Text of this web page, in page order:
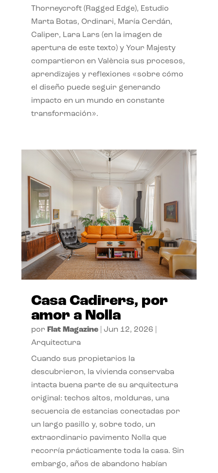
Thorneycroft (Ragged Edge), Estudio
Marta Botas, Ordinari, María Cerdán,
Caliper, Lara Lars (en la imagen de
apertura de este texto) y Your Majesty
compartieron en València sus procesos,
aprendizajes y reflexiones «sobre cómo
el diseño puede seguir generando
impacto en un mundo en constante
transformación».
Casa Cadirers, por
amor a Nolla
por Flat Magazine| Jun 12, 2026
Arquitectura
Cuando sus propietarios la
descubrieron, la vivienda conservaba
intacta buena parte de su arquitectura
original: techos altos, molduras, una
secuencia de estancias conectadas por
un largo pasillo y, sobre todo, un
extraordinario pavimento Nolla que
recorría prácticamente toda la casa. Sin
embargo, años de abandono habían